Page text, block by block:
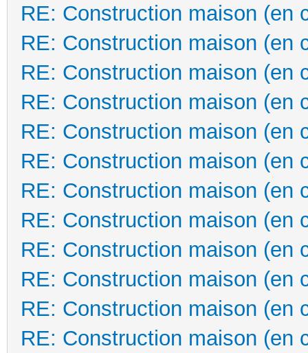
RE: Construction maison (en
RE: Construction maison (en
RE: Construction maison (en
RE: Construction maison (en
RE: Construction maison (en
RE: Construction maison (en
RE: Construction maison (en
RE: Construction maison (en
RE: Construction maison (en
RE: Construction maison (en
RE: Construction maison (en
RE: Construction maison (en